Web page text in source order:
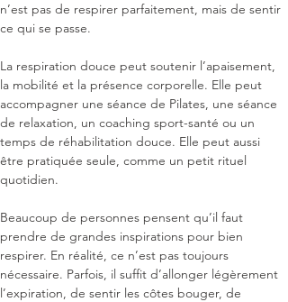
n’est pas de respirer parfaitement, mais de sentir
ce qui se passe.
La respiration douce peut soutenir l’apaisement,
la mobilité et la présence corporelle. Elle peut
accompagner une séance de Pilates, une séance
de relaxation, un coaching sport-santé ou un
temps de réhabilitation douce. Elle peut aussi
être pratiquée seule, comme un petit rituel
quotidien.
Beaucoup de personnes pensent qu’il faut
prendre de grandes inspirations pour bien
respirer. En réalité, ce n’est pas toujours
nécessaire. Parfois, il suffit d’allonger légèrement
l’expiration, de sentir les côtes bouger, de